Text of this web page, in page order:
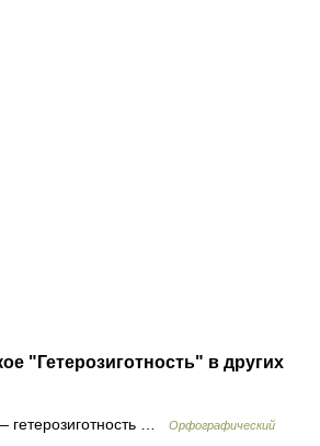
"Гетерозиготность" в других
гетерозиготность …
Орфографический